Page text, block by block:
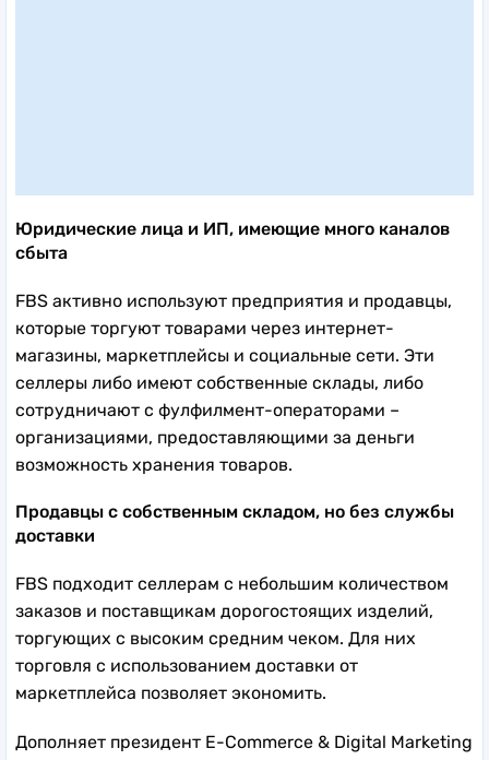
Юридические лица и ИП, имеющие много каналов
сбыта
FBS активно используют предприятия и продавцы,
которые торгуют товарами через интернет-
магазины, маркетплейсы и социальные сети. Эти
селлеры либо имеют собственные склады, либо
сотрудничают с фулфилмент-операторами –
организациями, предоставляющими за деньги
возможность хранения товаров.
Продавцы с собственным складом, но без службы
доставки
FBS подходит селлерам с небольшим количеством
заказов и поставщикам дорогостоящих изделий,
торгующих с высоким средним чеком. Для них
торговля с использованием доставки от
маркетплейса позволяет экономить.
Дополняет президент E-Commerce & Digital Marketing